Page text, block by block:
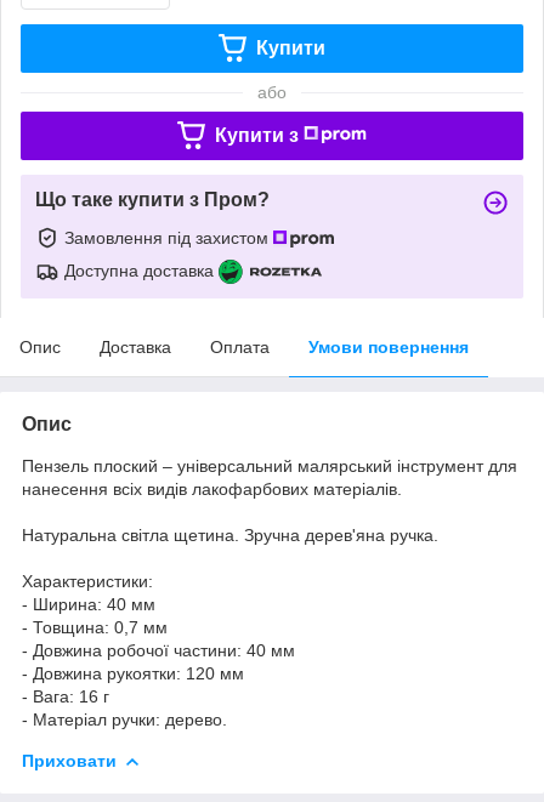
Купити
або
Купити з
Що таке купити з Пром?
Замовлення під захистом
Доступна доставка
Опис Доставка Оплата Умови повернення
Опис
Пензель плоский – універсальний малярський інструмент для
нанесення всіх видів лакофарбових матеріалів.
Натуральна світла щетина. Зручна дерев'яна ручка.
Характеристики:
- Ширина: 40 мм
- Товщина: 0,7 мм
- Довжина робочої частини: 40 мм
- Довжина рукоятки: 120 мм
- Вага: 16 г
- Матеріал ручки: дерево.
Приховати